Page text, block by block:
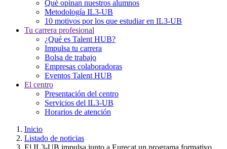
Qué opinan nuestros alumnos
Metodología IL3-UB
10 motivos por los que estudiar en IL3-UB
Tu carrera profesional
¿Qué es Talent HUB?
Impulsa tu carrera
Bolsa de trabajo
Empresas colaboradoras
Eventos Talent HUB
El centro
Presentación del centro
Servicios del IL3-UB
Horarios de atención
Inicio
Listado de noticias
El IL3-UB impulsa junto a Eurecat un programa formativo